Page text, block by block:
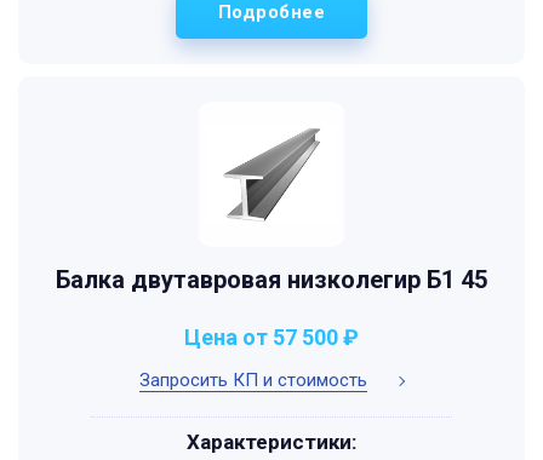
Подробнее
Балка двутавровая низколегир Б1 45
Запросить КП и стоимость
Цена от 57 500 ₽
Характеристики: